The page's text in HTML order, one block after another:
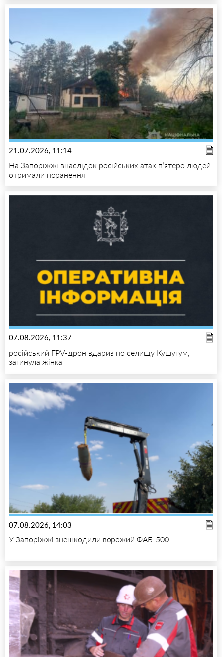
21.07.2026, 11:14
На Запоріжжі внаслідок російських атак п’ятеро людей
отримали поранення
07.08.2026, 11:37
російський FPV-дрон вдарив по селищу Кушугум,
загинула жінка
07.08.2026, 14:03
У Запоріжжі знешкодили ворожий ФАБ-500